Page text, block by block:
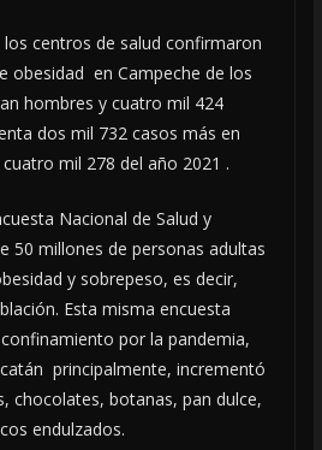
centros de salud confirmaron
obesidad en Campeche de los
hombres y cuatro mil 424
dos mil 732 casos más en
mil 278 del año 2021 .
Nacional de Salud y
50 millones de personas adultas
y sobrepeso, es decir,
Esta misma encuesta
por la pandemia,
principalmente, incrementó
chocolates, botanas, pan dulce,
endulzados.